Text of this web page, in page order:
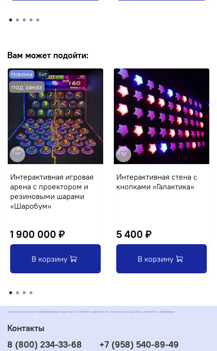
Вам может подойти:
Новинка Хит
Интерактивная игровая
арена с проектором и
резиновыми шарами
«Шаробум»
1 900 000 ₽
В корзину
Интерактивная стена с
кнопками «Галактика»
5 400 ₽
В корзину
Указанные цены носят информационный характер и не являются офертой. Актуальные цены и расчёты уточняйте у менеджеров
Контакты
8 (800) 234-33-68
+7 (958) 540-89-49